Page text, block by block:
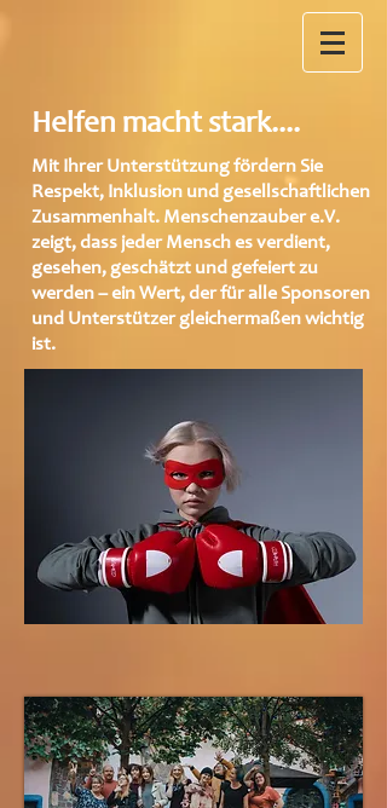
Helfen macht stark....
Mit Ihrer Unterstützung fördern Sie
Respekt, Inklusion und gesellschaftlichen
Zusammenhalt. Menschenzauber e.V.
zeigt, dass jeder Mensch es verdient,
gesehen, geschätzt und gefeiert zu
werden – ein Wert, der für alle Sponsoren
und Unterstützer gleichermaßen wichtig
ist.